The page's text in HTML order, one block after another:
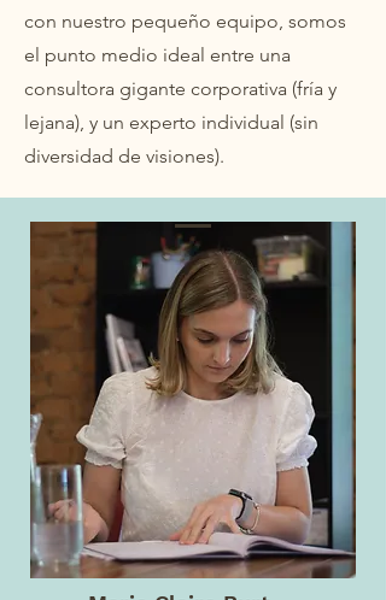
con nuestro pequeño equipo, somos
el punto medio ideal entre una
consultora gigante corporativa (fría y
lejana), y un experto individual (sin
diversidad de visiones).